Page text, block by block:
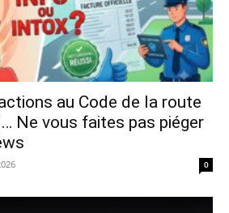
au Code de la route
Ne vous faites pas piéger
0